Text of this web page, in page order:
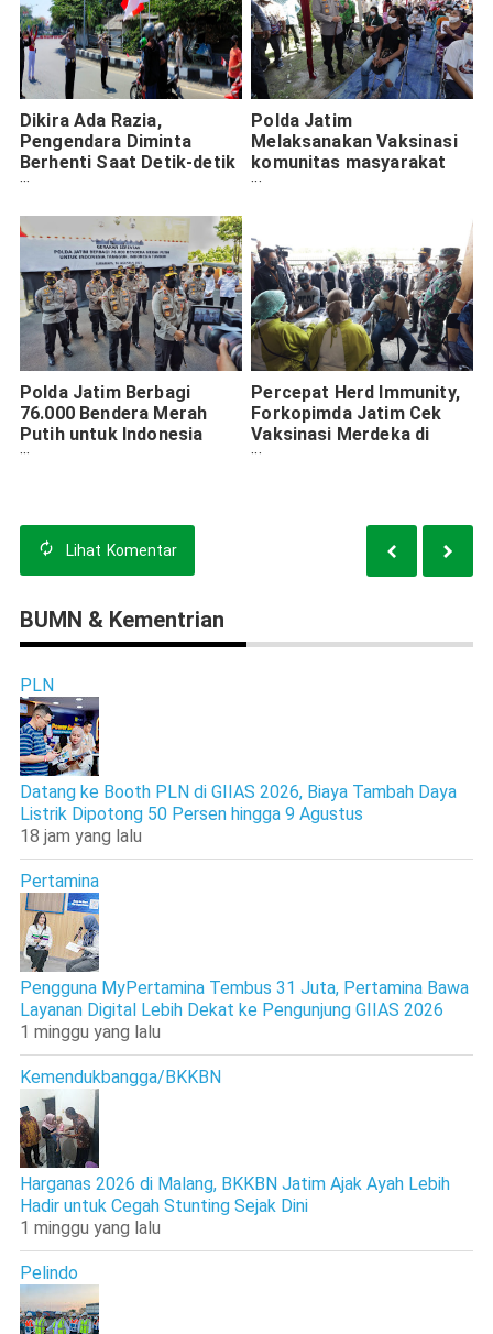
Dikira Ada Razia,
Pengendara Diminta
Berhenti Saat Detik-detik
Proklamasi
Polda Jatim
Melaksanakan Vaksinasi
komunitas masyarakat
Papua di Surabaya
Polda Jatim Berbagi
76.000 Bendera Merah
Putih untuk Indonesia
Tangguh, Indonesia
Percepat Herd Immunity,
Forkopimda Jatim Cek
Vaksinasi Merdeka di
Kodam V Brawijaya
Lihat Komentar
BUMN & Kementrian
PLN
Datang ke Booth PLN di GIIAS 2026, Biaya Tambah Daya
Listrik Dipotong 50 Persen hingga 9 Agustus
18 jam yang lalu
Pertamina
Pengguna MyPertamina Tembus 31 Juta, Pertamina Bawa
Layanan Digital Lebih Dekat ke Pengunjung GIIAS 2026
1 minggu yang lalu
Kemendukbangga/BKKBN
Harganas 2026 di Malang, BKKBN Jatim Ajak Ayah Lebih
Hadir untuk Cegah Stunting Sejak Dini
1 minggu yang lalu
Pelindo